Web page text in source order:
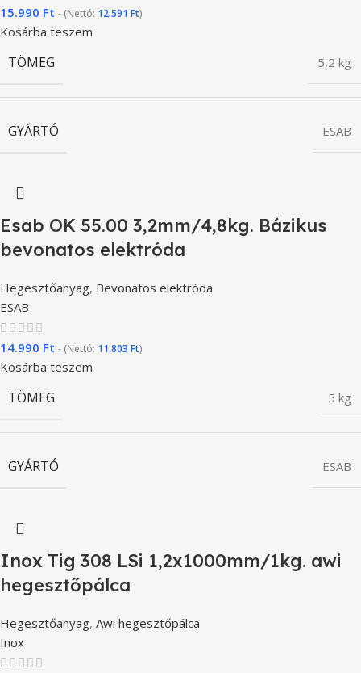
15.990 Ft - (Nettó: 12.591 Ft)
Kosárba teszem
TÖMEG 5,2 kg
GYÁRTÓ ESAB
Esab OK 55.00 3,2mm/4,8kg. Bázikus
bevonatos elektróda
Hegesztőanyag, Bevonatos elektróda
ESAB
14.990 Ft - (Nettó: 11.803 Ft)
Kosárba teszem
TÖMEG 5 kg
GYÁRTÓ ESAB
Inox Tig 308 LSi 1,2x1000mm/1kg. awi
hegesztőpálca
Hegesztőanyag, Awi hegesztőpálca
Inox